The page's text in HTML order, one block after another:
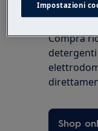
Ricambi
Compra
Shop
Impostazioni